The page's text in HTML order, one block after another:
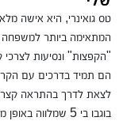
המתאימה ביותר למשפחה
"הקפצות" ונסיעות
הם תמיד בדרכים עם
לצאת לדרך בהתראה
בוגבו בי 5